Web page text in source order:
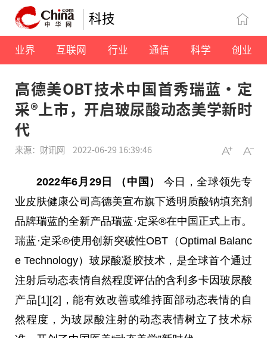
科技
业界 互联网 行业 通信 科学 创业
高德美OBT技术中国首秀瑞蓝·定
采®上市，开启玻尿酸动态美学新时
代
来源：财讯网 2022-06-29 16:39:46
2022年6月29日 （ 中国 ）
今日，全球领先专
业皮肤健康公司高德美宣布旗下透明质酸钠填充剂
品牌瑞蓝的全新产品瑞蓝·定采®在中国 正式上市。
瑞蓝·定采®使用创新突破性OBT（Optimal Balanc
e Technology）玻尿酸凝胶技术，是全球首个通过
注射后动态表情自然程度评估的含利多卡因玻尿酸
产品[1][2]，能有效改善或维持面部动态表情的自
然程度，为玻尿酸注射的动态表情树立了技术标